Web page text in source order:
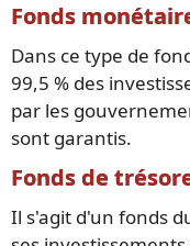
Fonds
Dans ce type de
99,5 % des
par les
sont garantis.
Fonds de
Il s'agit d'un fonds